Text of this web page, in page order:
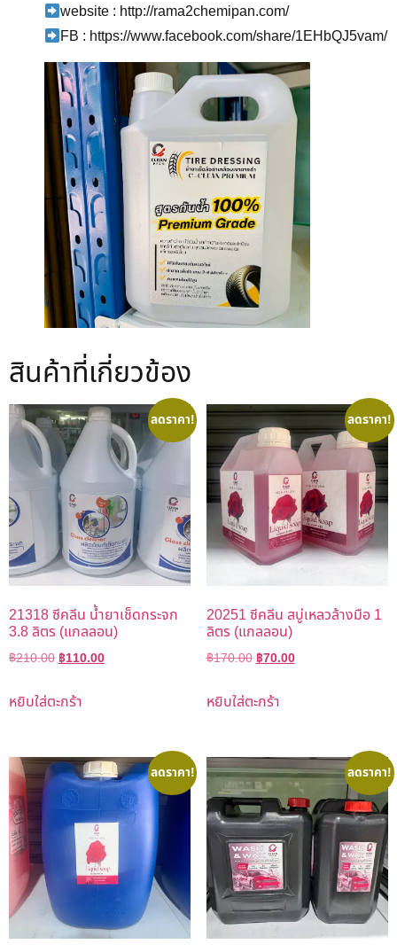
website : http://rama2chemipan.com/
FB : https://www.facebook.com/share/1EHbQJ5vam/
สินค้าที่เกี่ยวข้อง
ลดราคา!
21318 ซีคลีน น้ำยาเช็ดกระจก
3.8 ลิตร (แกลลอน)
฿210.00฿110.00
หยิบใส่ตะกร้า
ลดราคา!
20251 ซีคลีน สบู่เหลวล้างมือ 1
ลิตร (แกลลอน)
฿170.00฿70.00
หยิบใส่ตะกร้า
ลดราคา! ลดราคา!